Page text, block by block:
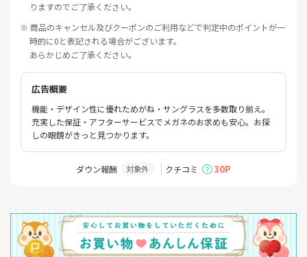
りますのでご了承ください。
※ 商品のキャンセル及びクーポンのご利用などで判定中のポイントが一
時的に0と表記される場合がございます。
あらかじめご了承ください。
広告概要
機能・デザイン性に優れためがね・サングラスを多数取り揃え。
充実した保証・アフターサービスでメガネのお求めも安心。お探
しの眼鏡がきっと見つかります。
ダウン報酬 対象外 クチコミ 30P